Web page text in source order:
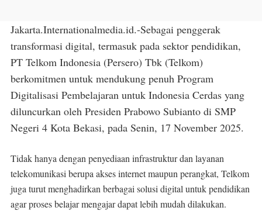
Jakarta.Internationalmedia.id.-Sebagai penggerak
transformasi digital, termasuk pada sektor pendidikan,
PT Telkom Indonesia (Persero) Tbk (Telkom)
berkomitmen untuk mendukung penuh Program
Digitalisasi Pembelajaran untuk Indonesia Cerdas yang
diluncurkan oleh Presiden Prabowo Subianto di SMP
Negeri 4 Kota Bekasi, pada Senin, 17 November 2025.
Tidak hanya dengan penyediaan infrastruktur dan layanan
telekomunikasi berupa akses internet maupun perangkat, Telkom
juga turut menghadirkan berbagai solusi digital untuk pendidikan
agar proses belajar mengajar dapat lebih mudah dilakukan.